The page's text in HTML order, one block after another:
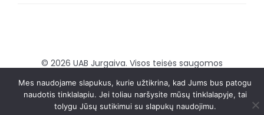
© 2026 UAB Jurgaiva. Visos teisės saugomos
Sukurta:Brandmedia agency
Mes naudojame slapukus, kurie užtikrina, kad Jums bus patogu
naudotis tinklalapiu. Jei toliau naršysite mūsų tinklalapyje, tai
tolygu Jūsų sutikimui su slapukų naudojimu.